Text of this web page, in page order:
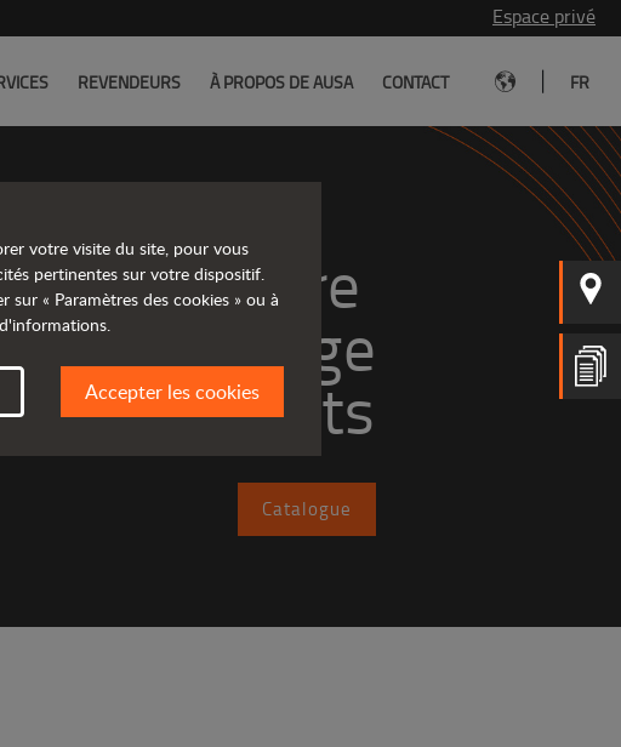
Espace privé
REVENDEURS À PROPOS DE AUSA CONTACT FR
notre
large
de produits
Catalogue
votre visite du site, pour vous
pertinentes sur votre dispositif.
« Paramètres des cookies » ou à
Accepter les cookies